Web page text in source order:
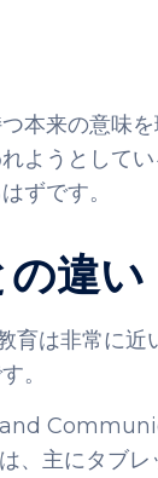
本来の意味を
ようとして
ずです。
違い
育は非常に近
。
、主にタブレ